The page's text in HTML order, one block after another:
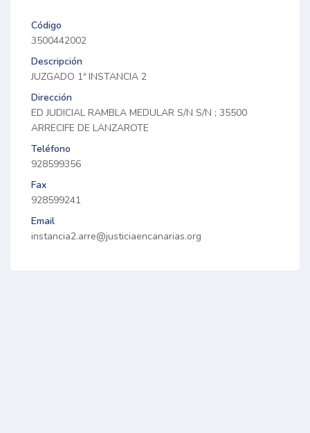
Código
3500442002
Descripción
JUZGADO 1ª INSTANCIA 2
Dirección
ED JUDICIAL RAMBLA MEDULAR S/N S/N ; 35500
ARRECIFE DE LANZAROTE
Teléfono
928599356
Fax
928599241
Email
instancia2.arre@justiciaencanarias.org